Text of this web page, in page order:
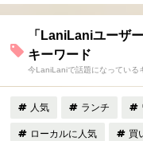
「LaniLaniユーザ
キーワード
今LaniLaniで話題になっている
人気 ランチ
ローカルに人気 買